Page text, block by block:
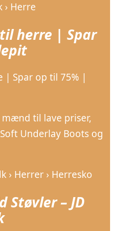
Herre
herre | Spar
| Spar op til 75% |
til lave priser,
Underlay Boots og
› Herrer › Herresko
Støvler – JD